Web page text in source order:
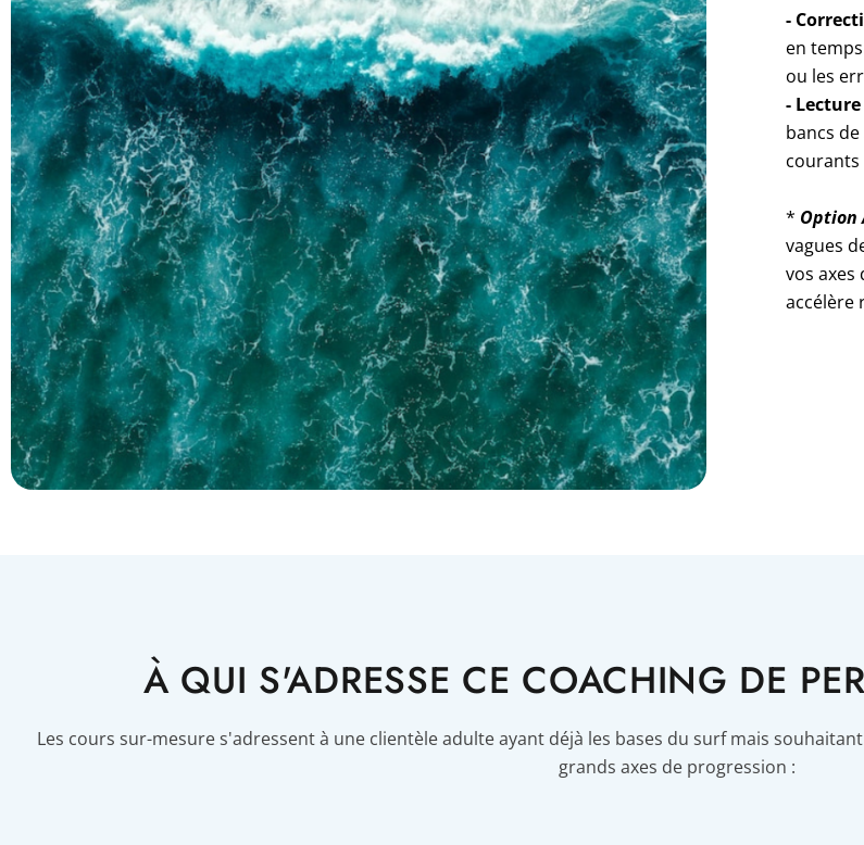
-
en
ou les
-
bancs
courants
* Option
vagues
vos axes
accélère
À QUI S'ADRESSE CE COACHING DE
Les cours sur-mesure s'adressent à une clientèle adulte ayant déjà les bases du surf mais
grands axes de progression :